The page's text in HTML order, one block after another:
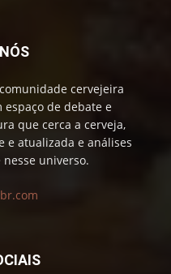
cervejeira
de debate e
que cerca a cerveja,
e atualizada e análises
universo.